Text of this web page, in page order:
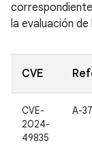
la evaluación
CVE
CVE-
2024-
49835
A-